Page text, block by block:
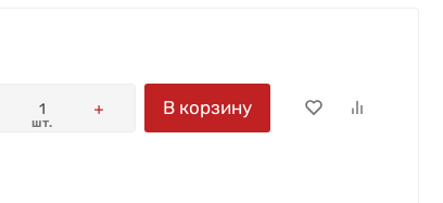
шт.
В корзину